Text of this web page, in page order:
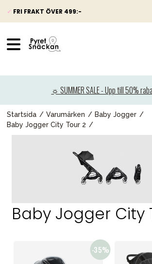
✓ FRI FRAKT ÖVER 499:-
☼ SUMMER SALE - Upp till 50%
Startsida Varumärken
Baby Jogger
Baby Jogger City Tour 2
Baby Jogger City
Barnvagnar
Bilbarnstolar
Babypaket
Barn & Baby
Leksaker
Förälder
Möbler & bädd
Tillbehör
Reservdelar
Kampanjer